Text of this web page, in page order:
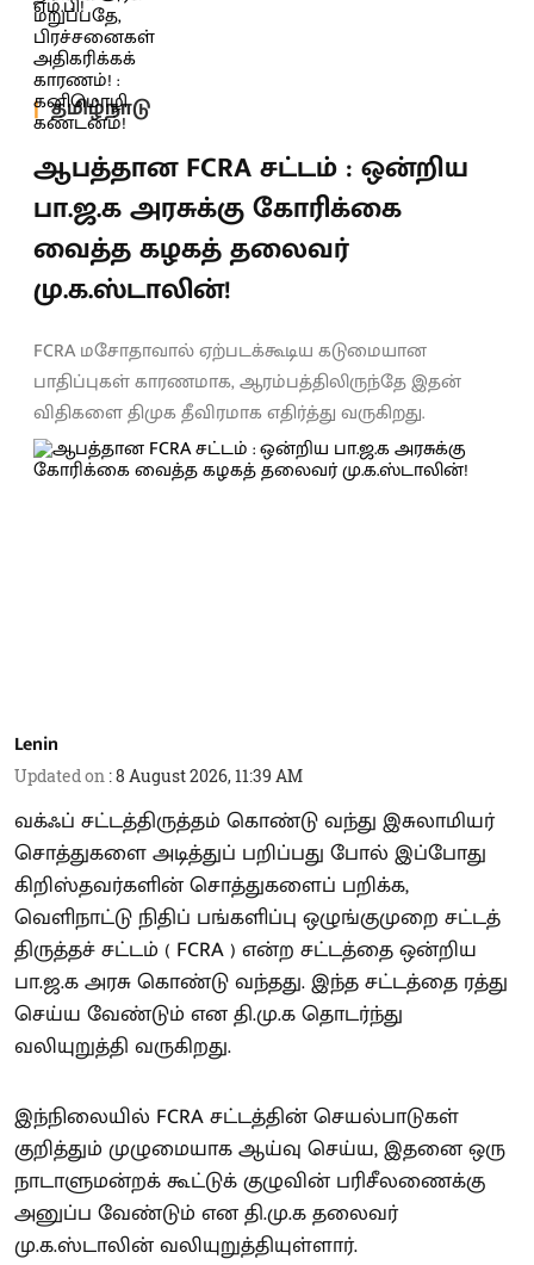
தமிழ்நாடு
ஆபத்தான FCRA சட்டம் : ஒன்றிய
பா.ஜ.க அரசுக்கு கோரிக்கை
வைத்த கழகத் தலைவர்
மு.க.ஸ்டாலின்!
FCRA மசோதாவால் ஏற்படக்கூடிய கடுமையான
பாதிப்புகள் காரணமாக, ஆரம்பத்திலிருந்தே இதன்
விதிகளை திமுக தீவிரமாக எதிர்த்து வருகிறது.
Lenin
Updated on :8 August 2026, 11:39 AM
வக்ஃப் சட்டத்திருத்தம் கொண்டு வந்து இசுலாமியர்
சொத்துகளை அடித்துப் பறிப்பது போல் இப்போது
கிறிஸ்தவர்களின் சொத்துகளைப் பறிக்க,
வெளிநாட்டு நிதிப் பங்களிப்பு ஒழுங்குமுறை சட்டத்
திருத்தச் சட்டம் ( FCRA ) என்ற சட்டத்தை ஒன்றிய
பா.ஜ.க அரசு கொண்டு வந்தது. இந்த சட்டத்தை ரத்து
செய்ய வேண்டும் என தி.மு.க தொடர்ந்து
வலியுறுத்தி வருகிறது.
இந்நிலையில் FCRA சட்டத்தின் செயல்பாடுகள்
குறித்தும் முழுமையாக ஆய்வு செய்ய, இதனை ஒரு
நாடாளுமன்றக் கூட்டுக் குழுவின் பரிசீலணைக்கு
அனுப்ப வேண்டும் என தி.மு.க தலைவர்
மு.க.ஸ்டாலின் வலியுறுத்தியுள்ளார்.